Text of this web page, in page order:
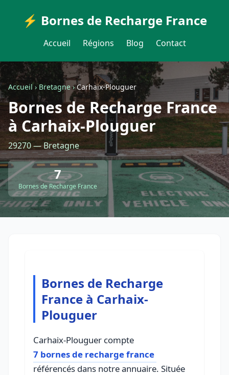
⚡ Bornes de Recharge France
Accueil Régions Blog Contact
Accueil›Bretagne›Carhaix-Plouguer
Bornes de Recharge France
à Carhaix-Plouguer
29270 — Bretagne
7
Bornes de Recharge France
Bornes de Recharge
France à Carhaix-
Plouguer
Carhaix-Plouguer compte
7 bornes de recharge france
référencés dans notre annuaire. Située